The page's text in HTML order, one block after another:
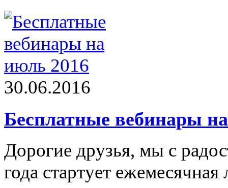
30.06.2016
Бесплатные вебинары
Дорогие друзья, мы с
года стартует